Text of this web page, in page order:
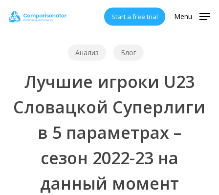
Start a free trial Menu
Анализ Блог
Лучшие игроки U23
Словацкой Суперлиги
в 5 параметрах –
сезон 2022-23 на
данный момент